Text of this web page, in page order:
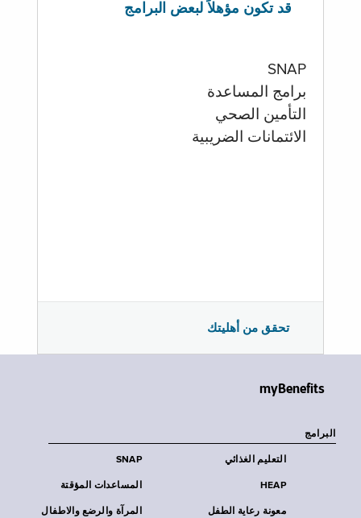
قد تكون مؤهلاً لبعض البرامج
SNAP
برامج المساعدة
التأمين الصحي
الائتمانات الضريبية
تحقق من أهليتك
myBenefits
البرامج
SNAP التعليم الغذائي
المساعدات المؤقتة HEAP
المرآة والرضع والاطفال
معونة رعاية الطفل